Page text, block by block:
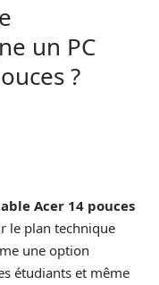
un PC
?
Acer 14 pouces
le plan technique
une option
étudiants et même